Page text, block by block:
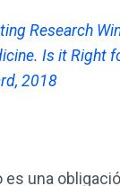
Research
Is it Right
2018
es una